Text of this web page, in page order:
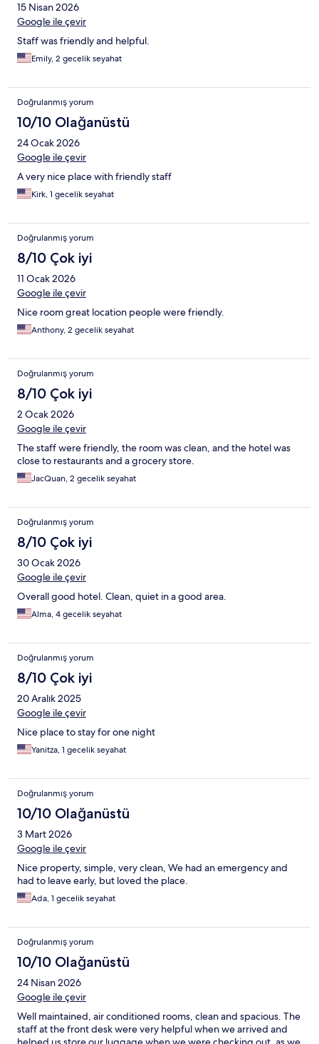
15 Nisan 2026
Google ile çevir
Staff was friendly and helpful.
Emily, 2 gecelik seyahat
Doğrulanmış yorum
10/10 Olağanüstü
24 Ocak 2026
Google ile çevir
A very nice place with friendly staff
Kirk, 1 gecelik seyahat
Doğrulanmış yorum
8/10 Çok iyi
11 Ocak 2026
Google ile çevir
Nice room great location people were friendly.
Anthony, 2 gecelik seyahat
Doğrulanmış yorum
8/10 Çok iyi
2 Ocak 2026
Google ile çevir
The staff were friendly, the room was clean, and the hotel was
close to restaurants and a grocery store.
JacQuan, 2 gecelik seyahat
Doğrulanmış yorum
8/10 Çok iyi
30 Ocak 2026
Google ile çevir
Overall good hotel. Clean, quiet in a good area.
Alma, 4 gecelik seyahat
Doğrulanmış yorum
8/10 Çok iyi
20 Aralık 2025
Google ile çevir
Nice place to stay for one night
Yanitza, 1 gecelik seyahat
Doğrulanmış yorum
10/10 Olağanüstü
3 Mart 2026
Google ile çevir
Nice property, simple, very clean, We had an emergency and
had to leave early, but loved the place.
Ada, 1 gecelik seyahat
Doğrulanmış yorum
10/10 Olağanüstü
24 Nisan 2026
Google ile çevir
Well maintained, air conditioned rooms, clean and spacious. The
staff at the front desk were very helpful when we arrived and